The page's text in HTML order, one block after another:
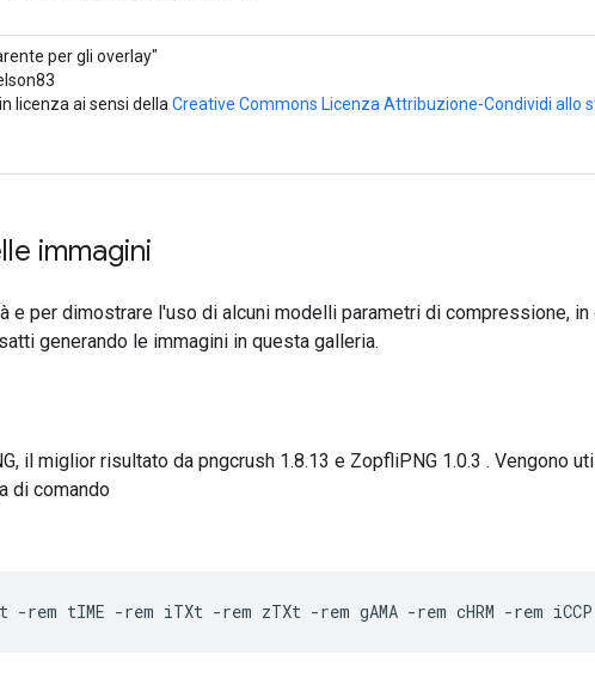
per gli overlay"
licenza ai sensi della Creative Commons Licenza Attribuzione-Condividi allo
immagini
e per dimostrare l'uso di alcuni modelli parametri di compressione,
generando le immagini in questa galleria.
il miglior risultato da pngcrush 1.8.13 e ZopfliPNG 1.0.3 . Vengono
di comando